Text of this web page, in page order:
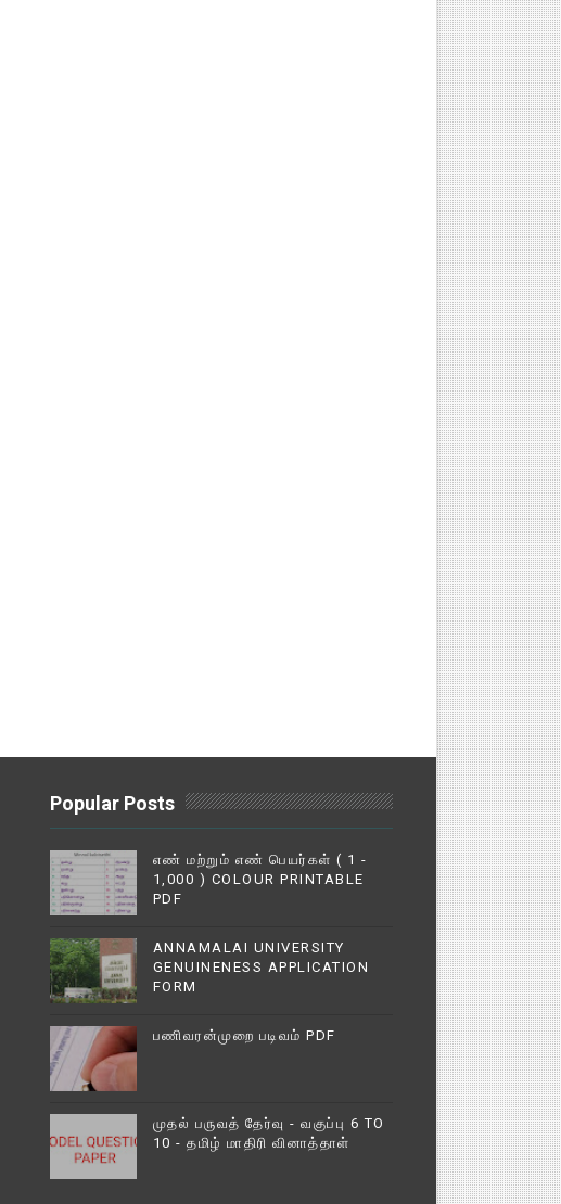
Popular Posts
எண் மற்றும் எண் பெயர்கள் ( 1 -
1,000 ) COLOUR PRINTABLE
PDF
ANNAMALAI UNIVERSITY
GENUINENESS APPLICATION
FORM
பணிவரன்முறை படிவம் PDF
முதல் பருவத் தேர்வு - வகுப்பு 6 TO
10 - தமிழ் மாதிரி வினாத்தாள்